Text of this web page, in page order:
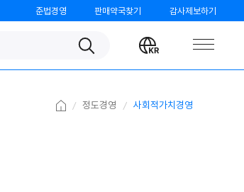
준법경영 판매약국찾기 감사제보하기
Search
Change
language
Home 정도경영 사회적가치경영